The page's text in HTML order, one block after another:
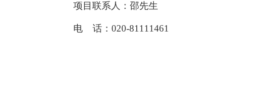
项目联系人：邵先生
电 话：020-81111461